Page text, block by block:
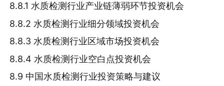
8.8.1 水质检测行业产业链薄弱环节投资机会
8.8.2 水质检测行业细分领域投资机会
8.8.3 水质检测行业区域市场投资机会
8.8.4 水质检测行业空白点投资机会
8.9 中国水质检测行业投资策略与建议